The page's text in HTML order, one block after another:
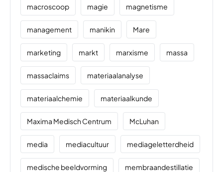
macroscoop magie magnetisme
management manikin Mare
marketing markt marxisme massa
massaclaims materiaalanalyse
materiaalchemie materiaalkunde
Maxima Medisch Centrum McLuhan
media mediacultuur mediageletterdheid
medische beeldvorming membraandestillatie